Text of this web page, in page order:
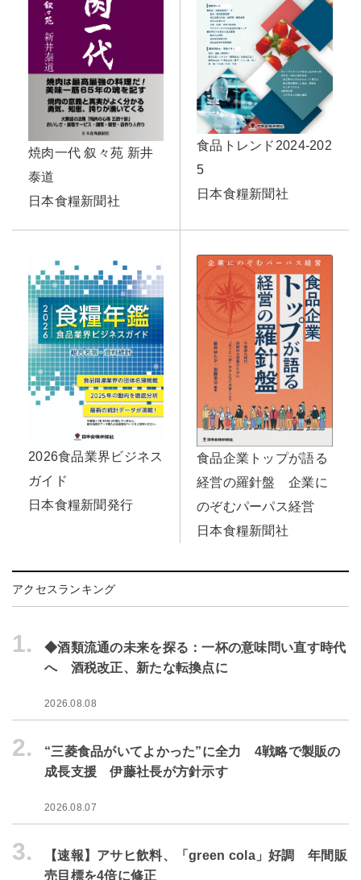
焼肉一代 叙々苑 新井
泰道
日本食糧新聞社
食品トレンド2024-202
5
日本食糧新聞社
2026食品業界ビジネス
ガイド
日本食糧新聞発行
食品企業トップが語る
経営の羅針盤 企業に
のぞむパーパス経営
日本食糧新聞社
アクセスランキング
1.
◆酒類流通の未来を探る：一杯の意味問い直す時代
へ 酒税改正、新たな転換点に
2026.08.08
2.
“三菱食品がいてよかった”に全力 4戦略で製販の
成長支援 伊藤社長が方針示す
2026.08.07
3.
【速報】アサヒ飲料、「green cola」好調 年間販
売目標を4倍に修正